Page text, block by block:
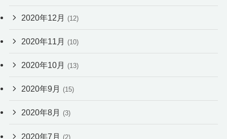
2020年12月 (12)
2020年11月 (10)
2020年10月 (13)
2020年9月 (15)
2020年8月 (3)
2020年7月 (2)